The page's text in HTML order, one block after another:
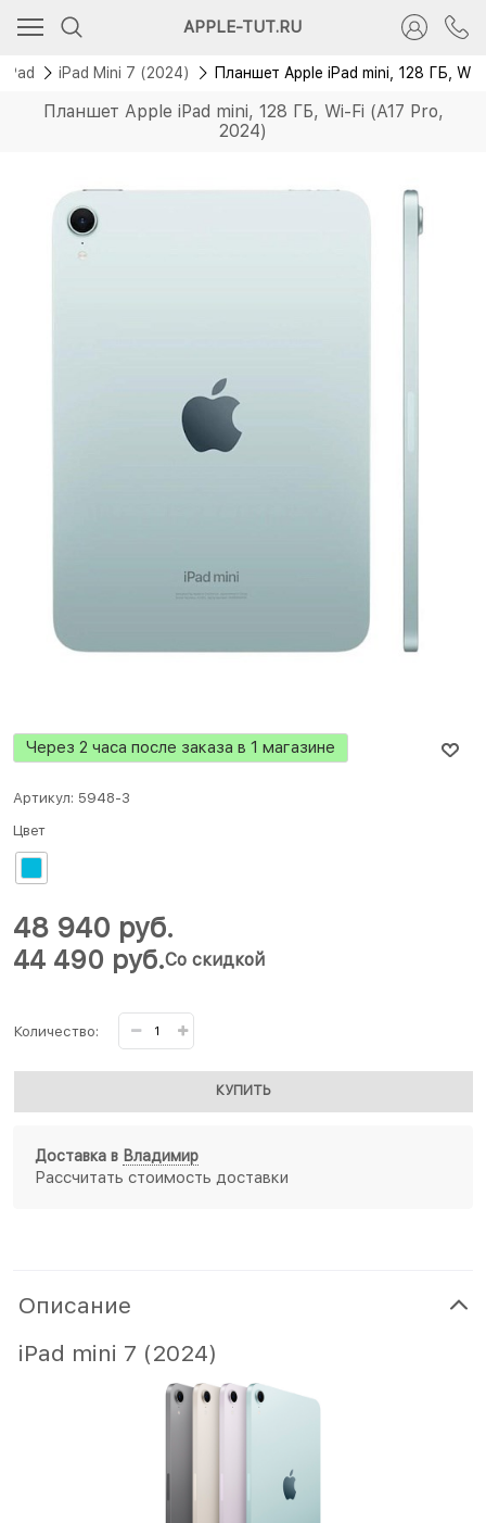
APPLE-TUT.RU
iPad Mini 7 (2024) Планшет Apple iPad mini, 128 ГБ,
Планшет Apple iPad mini, 128 ГБ, Wi-Fi (A17 Pro,
2024)
Через 2 часа после заказа в 1 магазине
Артикул: 5948-3
Цвет
44 490 руб.Со скидкой
48 940 руб.
Количество:
КУПИТЬ
Доставка в Владимир
Рассчитать стоимость доставки
Описание
iPad mini 7 (2024)